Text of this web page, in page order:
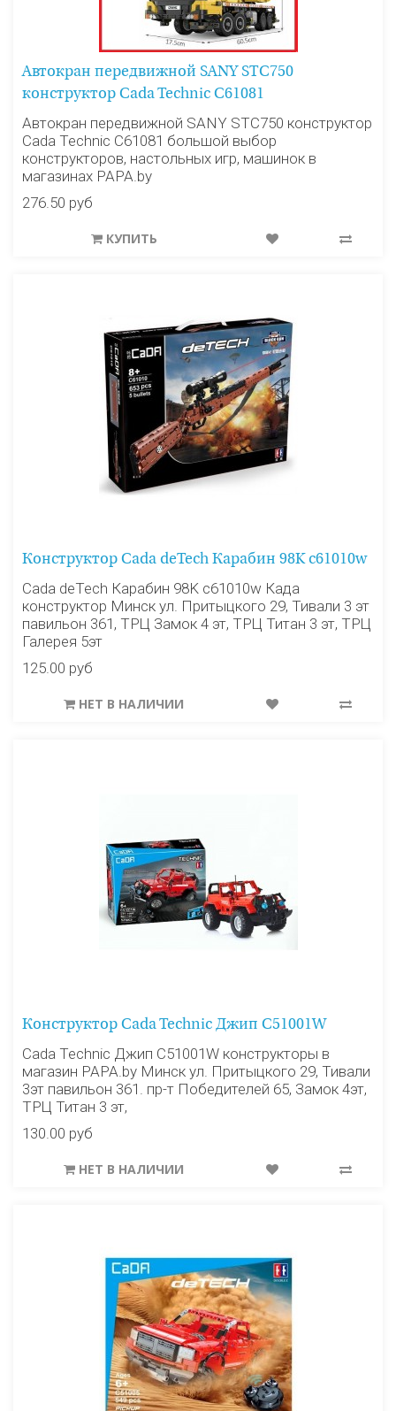
Автокран передвижной SANY STC750
конструктор Cada Technic C61081
Автокран передвижной SANY STC750 конструктор
Cada Technic C61081 большой выбор
конструкторов, настольных игр, машинок в
магазинах PAPA.by
276.50 руб
КУПИТЬ
Конструктор Cada deTech Карабин 98K c61010w
Cada deTech Карабин 98K c61010w Када
конструктор Минск ул. Притыцкого 29, Тивали 3 эт
павильон 361, ТРЦ Замок 4 эт, ТРЦ Титан 3 эт, ТРЦ
Галерея 5эт
125.00 руб
НЕТ В НАЛИЧИИ
Конструктор Cada Technic Джип C51001W
Cada Technic Джип C51001W конструкторы в
магазин PAPA.by Минск ул. Притыцкого 29, Тивали
3эт павильон 361. пр-т Победителей 65, Замок 4эт,
ТРЦ Титан 3 эт,
130.00 руб
НЕТ В НАЛИЧИИ